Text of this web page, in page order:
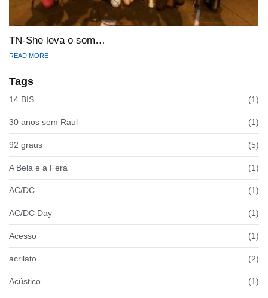
TN-She leva o som…
READ MORE
Tags
14 BIS (1)
30 anos sem Raul (1)
92 graus (5)
A Bela e a Fera (1)
AC/DC (1)
AC/DC Day (1)
Acesso (1)
acrilato (2)
Acústico (1)